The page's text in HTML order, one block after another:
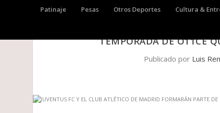
Patinaje Pesas Otros Deportes Cultura &
TEMPORADA DE O11CE
Publicado por Luis